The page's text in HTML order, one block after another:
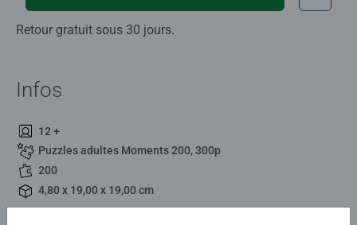
Retour gratuit sous 30 jours.
Infos
12 +
Puzzles adultes Moments 200, 300p
200
4,80 x 19,00 x 19,00 cm